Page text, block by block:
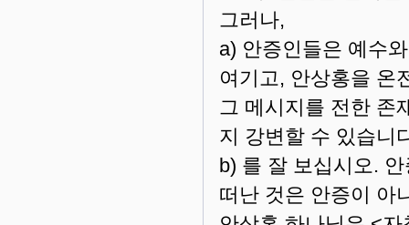
그러나,
a) 안증인들은 예수
여기고, 안상홍을 온
그 메시지를 전한 존
지 강변할 수 있습니
b) 를 잘 보십시오.
떠난 것은 안증이 아